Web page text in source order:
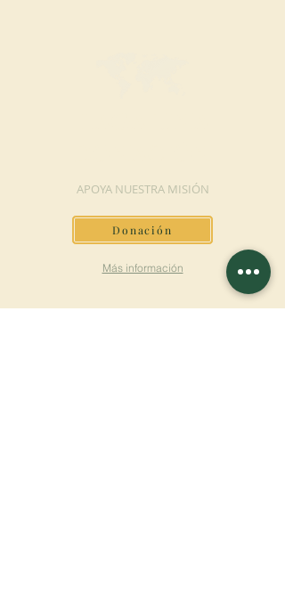
APOYA NUESTRA MISIÓN
Donación
Más información